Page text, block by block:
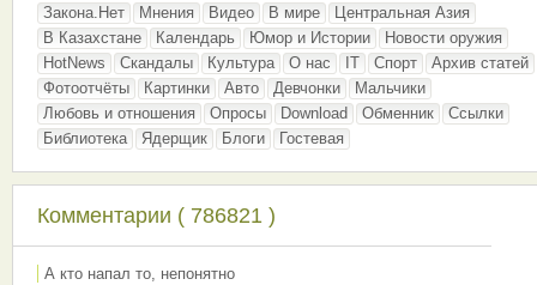
Закона.Нет
Мнения Видео В мире
Центральная Азия
В Казахстане
Календарь Юмор и Истории
Новости оружия
HotNews
Скандалы Культура О нас IT Спорт
Архив статей
Фотоотчёты
Картинки Авто Девчонки
Мальчики
Любовь и отношения
Опросы Download Обменник
Ссылки
Библиотека
Ядерщик Блоги Гостевая
Комментарии ( 786821 )
А кто напал то, непонятно